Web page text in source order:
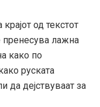
од текстот
пренесува лажна
како по
руската
да дејствуваат за